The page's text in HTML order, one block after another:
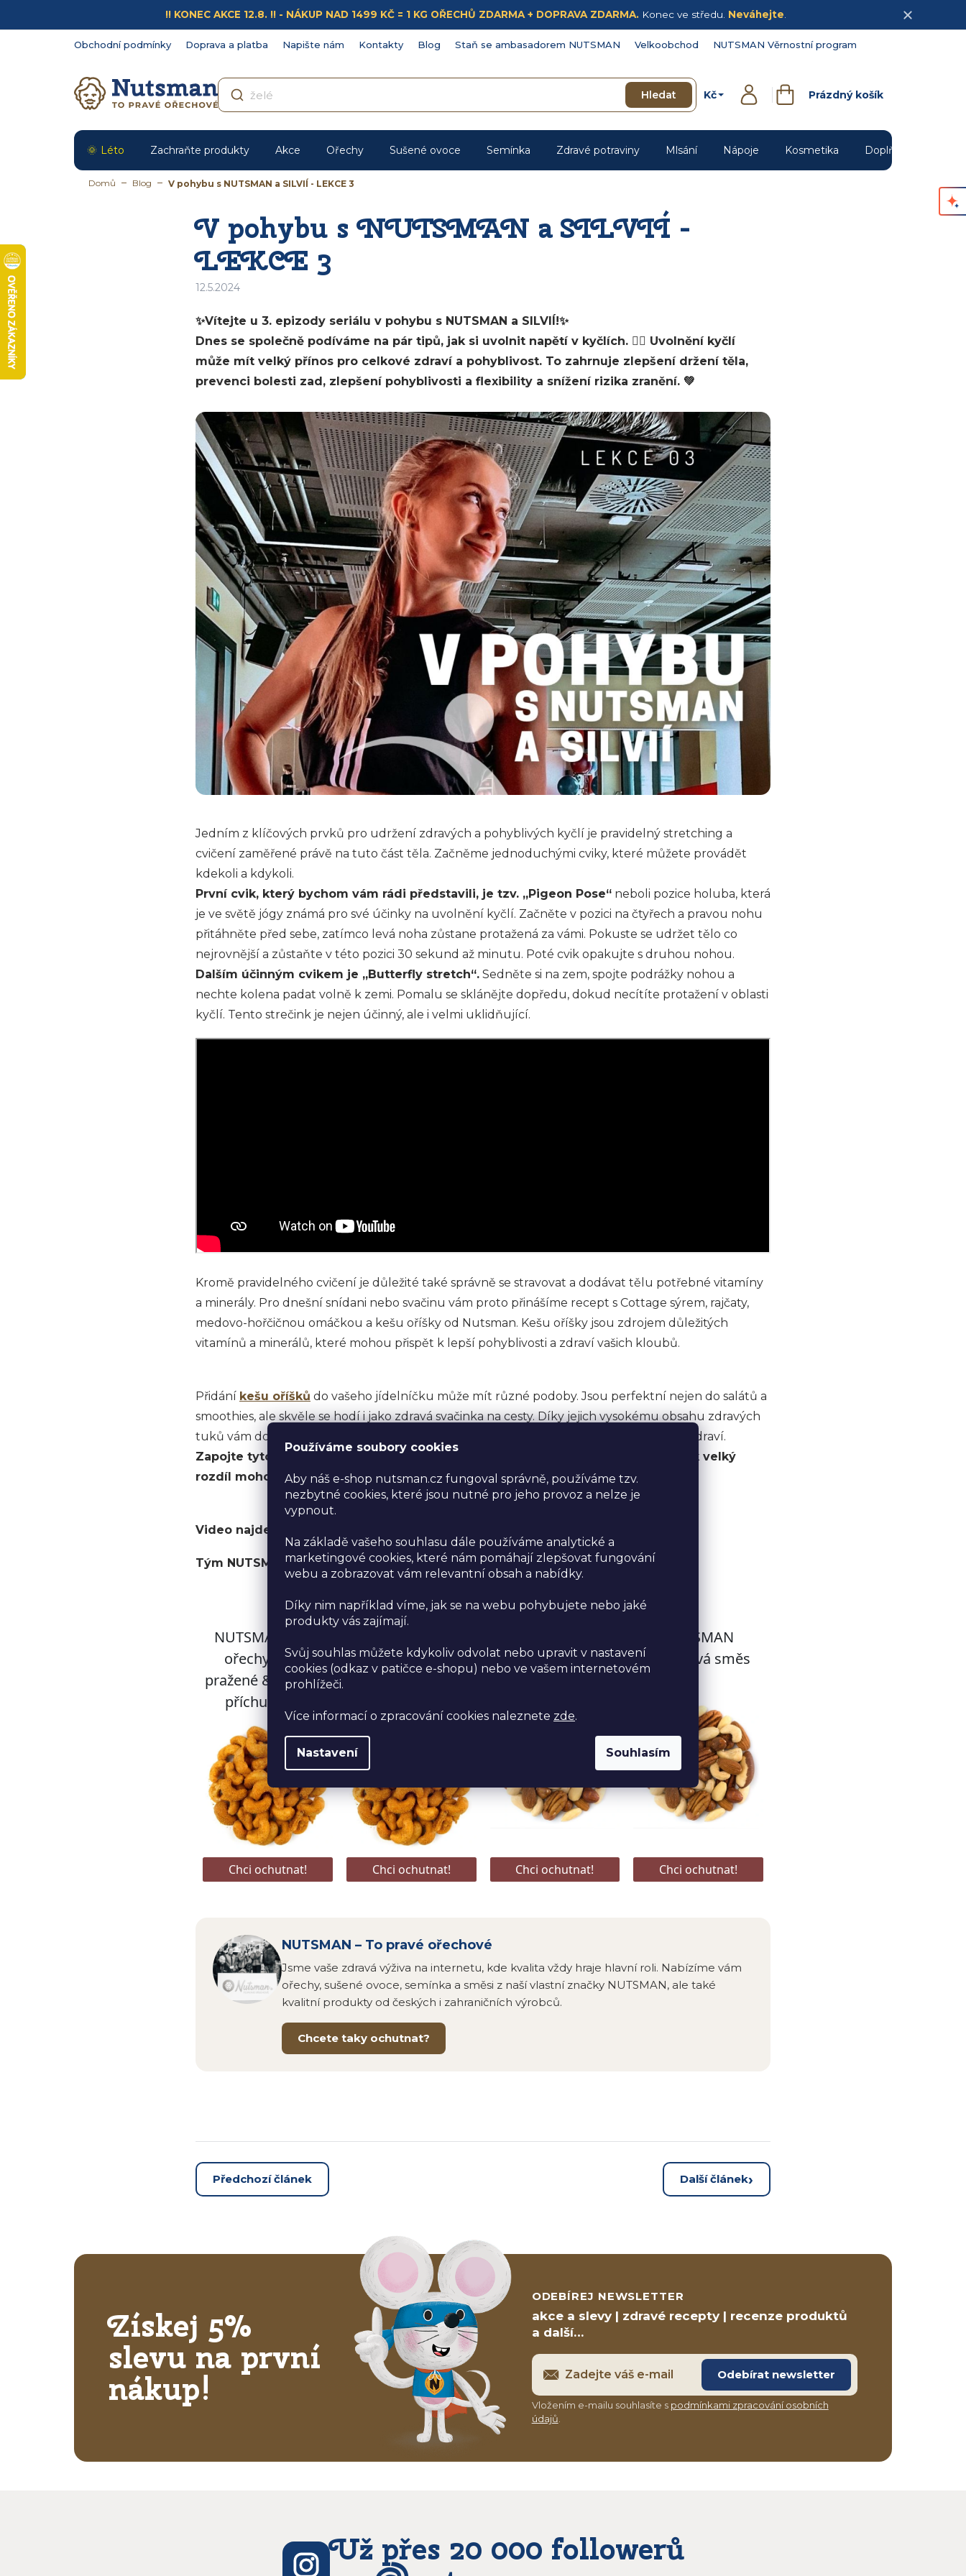
Používáme soubory cookies
Aby náš e-shop nutsman.cz fungoval správně, používáme tzv.
nezbytné cookies, které jsou nutné pro jeho provoz a nelze je
vypnout.
Na základě vašeho souhlasu dále používáme analytické a
marketingové cookies, které nám pomáhají zlepšovat fungování
webu a zobrazovat vám relevantní obsah a nabídky.
Díky nim například víme, jak se na webu pohybujete nebo jaké
produkty vás zajímají.
Svůj souhlas můžete kdykoliv odvolat nebo upravit v nastavení
cookies (odkaz v patičce e-shopu) nebo ve vašem internetovém
prohlížeči.
Více informací o zpracování cookies naleznete zde.
Nastavení Souhlasím
obsah
!! KONEC AKCE 12.8. !! - NÁKUP NAD 1499 KČ = 1 KG OŘECHŮ ZDARMA + DOPRAVA ZDARMA. Konec ve středu. Neváhejte
Obchodní podmínky Doprava a platba Napište nám Kontakty Blog Staň se ambasadorem NUTSMAN Velkoobchod NUTSMAN Věrnostní program
Hledat Kč
PřihlášeníNákupní
Prázdný košík
Léto Zachraňte produkty Akce Ořechy Sušené ovoce Semínka Zdravé potraviny Mlsání Nápoje Kosmetika Doplňky
Domů Blog V pohybu s NUTSMAN a SILVIÍ - LEKCE 3
V pohybu s NUTSMAN a SILVIÍ -
LEKCE 3
12.5.2024
✨Vítejte u 3. epizody seriálu v pohybu s NUTSMAN a SILVIÍ!✨
Dnes se společně podíváme na pár tipů, jak si uvolnit napětí v kyčlích. 🤸‍♀️ Uvolnění kyčlí
může mít velký přínos pro celkové zdraví a pohyblivost. To zahrnuje zlepšení držení těla,
prevenci bolesti zad, zlepšení pohyblivosti a flexibility a snížení rizika zranění. 💚
Jedním z klíčových prvků pro udržení zdravých a pohyblivých kyčlí je pravidelný stretching a
cvičení zaměřené právě na tuto část těla. Začněme jednoduchými cviky, které můžete provádět
kdekoli a kdykoli.
První cvik, který bychom vám rádi představili, je tzv. „Pigeon Pose“ neboli pozice holuba, která
je ve světě jógy známá pro své účinky na uvolnění kyčlí. Začněte v pozici na čtyřech a pravou nohu
přitáhněte před sebe, zatímco levá noha zůstane protažená za vámi. Pokuste se udržet tělo co
nejrovnější a zůstaňte v této pozici 30 sekund až minutu. Poté cvik opakujte s druhou nohou.
Dalším účinným cvikem je „Butterfly stretch“. Sedněte si na zem, spojte podrážky nohou a
nechte kolena padat volně k zemi. Pomalu se sklánějte dopředu, dokud necítíte protažení v oblasti
kyčlí. Tento strečink je nejen účinný, ale i velmi uklidňující.
Kromě pravidelného cvičení je důležité také správně se stravovat a dodávat tělu potřebné vitamíny
a minerály. Pro dnešní snídani nebo svačinu vám proto přinášíme recept s Cottage sýrem, rajčaty,
medovo-hořčičnou omáčkou a kešu oříšky od Nutsman. Kešu oříšky jsou zdrojem důležitých
vitamínů a minerálů, které mohou přispět k lepší pohyblivosti a zdraví vašich kloubů.
Přidání kešu oříšků do vašeho jídelníčku může mít různé podoby. Jsou perfektní nejen do salátů a
smoothies, ale skvěle se hodí i jako zdravá svačinka na cesty. Díky jejich vysokému obsahu zdravých
tuků vám dodají energii a zároveň podpoří vaše svaly a klouby při udržování dobrého zdraví.
Zapojte tyto malé, avšak výživné, zázraky do svého denního režimu a uvidíte, jak velký
rozdíl mohou udělat nejen pro vaše kyčle, ale pro celé tělo.
Video najdete na našem
Tým NUTSMAN a Silvie
NUTSMAN – To pravé ořechové
Jsme vaše zdravá výživa na internetu, kde kvalita vždy hraje hlavní roli. Nabízíme vám
ořechy, sušené ovoce, semínka a směsi z naší vlastní značky NUTSMAN, ale také
kvalitní produkty od českých i zahraničních výrobců.
Chcete taky ochutnat?
Předchozí článek Další článek
Získej 5%
slevu na první
nákup!
ODEBÍREJ NEWSLETTER
akce a slevy | zdravé recepty | recenze produktů
a další…
Odebírat newsletter
Vložením e-mailu souhlasíte s podmínkami zpracování osobních
údajů.
Už přes 20 000 followerů